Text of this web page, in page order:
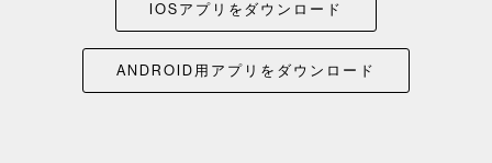
IOSアプリをダウンロード
ANDROID用アプリをダウンロード